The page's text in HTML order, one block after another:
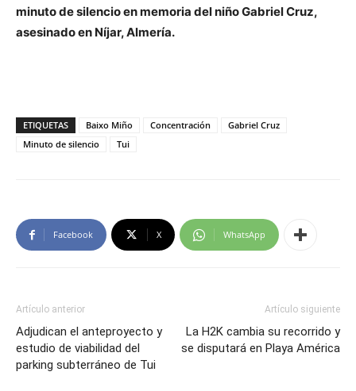
minuto de silencio en memoria del niño Gabriel Cruz,
asesinado en Níjar, Almería.
ETIQUETAS Baixo Miño Concentración
Gabriel Cruz
Minuto de silencio
Tui
Facebook X WhatsApp
Artículo anterior
Adjudican el anteproyecto y
estudio de viabilidad del
parking subterráneo de Tui
Artículo siguiente
La H2K cambia su recorrido y
se disputará en Playa América